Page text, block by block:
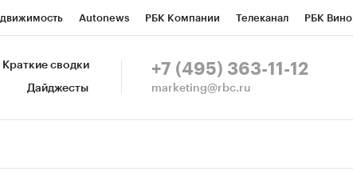
Autonews РБК Компании Телеканал РБК Вино
СПб Конференции СПб Спецпроекты
Краткие сводки
Дайджесты
+7 (495) 363-11-12
marketing@rbc.ru